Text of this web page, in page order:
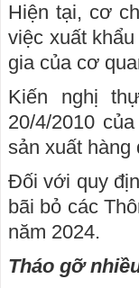
Hiện tại, cơ
việc xuất
gia của cơ
Kiến nghị
20/4/2010
sản xuất hàng
Đối với quy
bãi bỏ các
năm 2024.
Tháo gỡ